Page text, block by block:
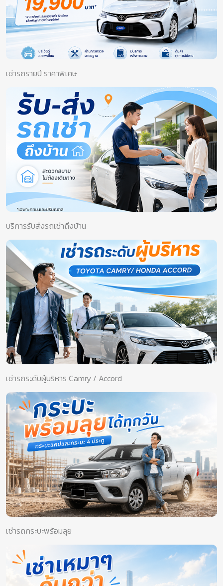
เช่ารถรายปี ราคาพิเศษ
บริการรับส่งรถเช่าถึงบ้าน
เช่ารถระดับผู้บริหาร Camry / Accord
เช่ารถกระบะพร้อมลุย